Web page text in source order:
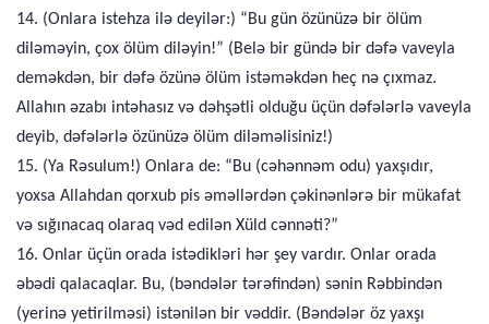
14. (Onlara istehza ilə deyilər:) “Bu gün özünüzə bir ölüm
diləməyin, çox ölüm diləyin!” (Belə bir gündə bir dəfə vaveyla
deməkdən, bir dəfə özünə ölüm istəməkdən heç nə çıxmaz.
Allahın əzabı intəhasız və dəhşətli olduğu üçün dəfələrlə vaveyla
deyib, dəfələrlə özünüzə ölüm diləməlisiniz!)
15. (Ya Rəsulum!) Onlara de: “Bu (cəhənnəm odu) yaxşıdır,
yoxsa Allahdan qorxub pis əməllərdən çəkinənlərə bir mükafat
və sığınacaq olaraq vəd edilən Xüld cənnəti?”
16. Onlar üçün orada istədikləri hər şey vardır. Onlar orada
əbədi qalacaqlar. Bu, (bəndələr tərəfindən) sənin Rəbbindən
(yerinə yetirilməsi) istənilən bir vəddir. (Bəndələr öz yaxşı